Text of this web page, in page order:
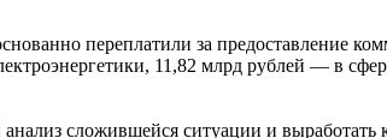
переплатили за предоставление
11,82 млрд рублей — в
сложившейся ситуации и